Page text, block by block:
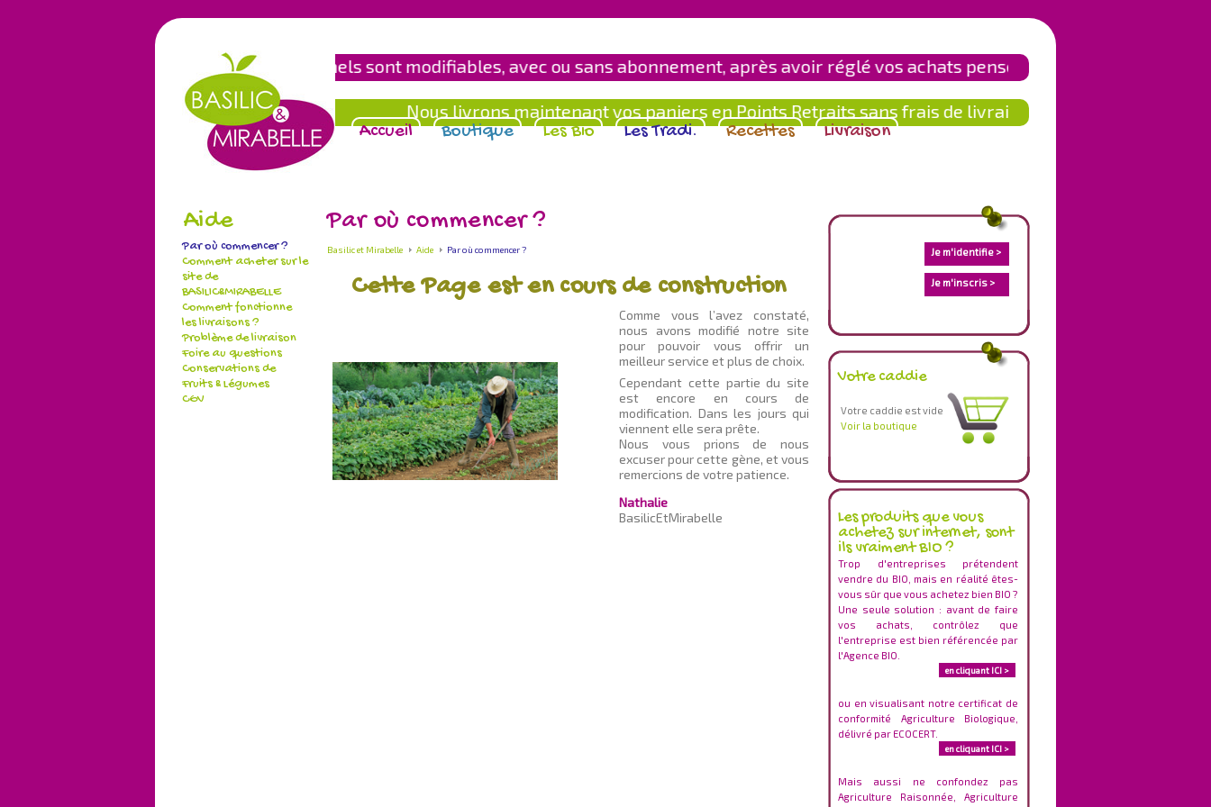
Accueil Boutique Les Bio Les Tradi. Recettes Livraison
Les paniers BIO et traditionnels sont modifiables, avec ou sans abonnement, après avoir réglé vos achats pensez à aller dans la Gestion
Nous livrons maintenant vos paniers en Points Retraits sans frais de livraison, en savoir plus en
Aide
Par où commencer ?
Comment acheter sur le
site de
BASILIC&MIRABELLE
Comment fonctionne
les livraisons ?
Problème de livraison
Foire au questions
Conservations de
Fruits & Légumes
CGV
Par où commencer ?
Basilic et Mirabelle Aide Par où commencer ?
Cette Page est en cours de construction
Comme vous l’avez constaté,
nous avons modifié notre site
pour pouvoir vous offrir un
meilleur service et plus de choix.
Cependant cette partie du site
est encore en cours de
modification. Dans les jours qui
viennent elle sera prête.
Nous vous prions de nous
excuser pour cette gène, et vous
remercions de votre patience.
Nathalie
BasilicEtMirabelle
Je m'identifie >
Je m'inscris >
Votre caddie
Votre caddie est vide
Voir la boutique
Les produits que vous
achetez sur internet, sont
ils vraiment BIO ?
Trop d'entreprises prétendent
vendre du BIO, mais en réalité êtes-
vous sûr que vous achetez bien BIO ?
Une seule solution : avant de faire
vos achats, contrôlez que
l'entreprise est bien référencée par
l'Agence BIO.
en cliquant ICI >
ou en visualisant notre certificat de
conformité Agriculture Biologique,
délivré par ECOCERT.
en cliquant ICI >
Mais aussi ne confondez pas
Agriculture Raisonnée, Agriculture